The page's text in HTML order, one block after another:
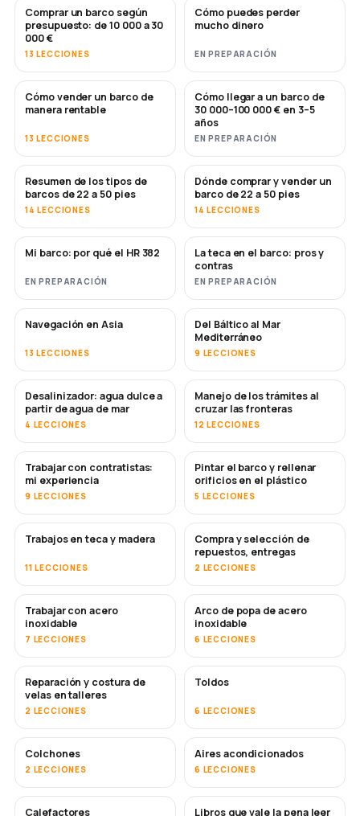
PRONTO
Comprar un barco según
presupuesto: de 10 000 a 30
000 €
13 LECCIONES
PRONTO
Cómo puedes perder
mucho dinero
EN PREPARACIÓN
NUEVO
Cómo vender un barco de
manera rentable
13 LECCIONES
NUEVO
Cómo llegar a un barco de
30 000–100 000 € en 3–5
años
EN PREPARACIÓN
PRONTO
Resumen de los tipos de
barcos de 22 a 50 pies
14 LECCIONES
PRONTO
Dónde comprar y vender un
barco de 22 a 50 pies
14 LECCIONES
PRONTO
Mi barco: por qué el HR 382
EN PREPARACIÓN
PRONTO
La teca en el barco: pros y
contras
EN PREPARACIÓN
PRONTO
Navegación en Asia
13 LECCIONES
PRONTO
Del Báltico al Mar
Mediterráneo
9 LECCIONES
PRONTO
Desalinizador: agua dulce a
partir de agua de mar
4 LECCIONES
Manejo de los trámites al
cruzar las fronteras
12 LECCIONES
PRONTO
Trabajar con contratistas:
mi experiencia
9 LECCIONES
PRONTO
Pintar el barco y rellenar
orificios en el plástico
5 LECCIONES
Trabajos en teca y madera
11 LECCIONES
PRONTO
Compra y selección de
repuestos, entregas
2 LECCIONES
PRONTO
Trabajar con acero
inoxidable
7 LECCIONES
Arco de popa de acero
inoxidable
6 LECCIONES
PRONTO
Reparación y costura de
velas en talleres
2 LECCIONES
Toldos
6 LECCIONES
Colchones
2 LECCIONES
PRONTO
Aires acondicionados
6 LECCIONES
PRONTO
Calefactores PRONTO
Libros que vale la pena leer